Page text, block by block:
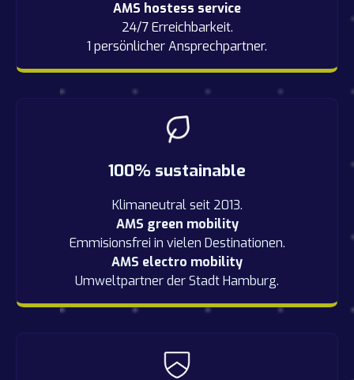
AMS hostess service
24/7 Erreichbarkeit.
1 persönlicher Ansprechpartner.
100% sustainable
Klimaneutral seit 2013.
AMS green mobility
Emmisionsfrei in vielen Destinationen.
AMS electro mobility
Umweltpartner der Stadt Hamburg.